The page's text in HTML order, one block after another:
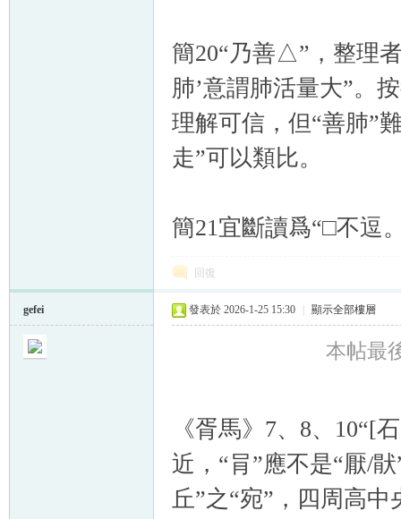
簡20“乃善△”，整理
肺’意謂肺活量大”。
理解可信，但“善肺”
走”可以類比。
簡21宜斷讀爲“□不逗
回復
gefei 發表於 2026-1-25 15:30 顯示全部樓層
本帖最
《胥馬》7、8、10“[
近，“肙”應不是“厭/
丘”之“宛”，四周高